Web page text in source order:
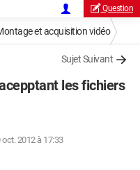
Question
et acquisition vidéo
Sujet Suivant
les fichiers
2012 à 17:33